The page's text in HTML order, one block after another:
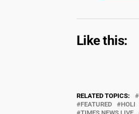
Like this:
RELATED TOPICS:
FEATURED
HOLI